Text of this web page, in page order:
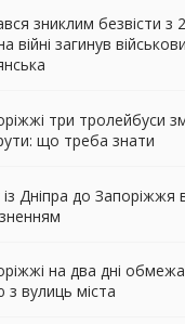
зниклим безвісти з
війні загинув
три тролейбуси
що треба знати
Дніпра до Запоріжжя
на два дні
з вулиць міста